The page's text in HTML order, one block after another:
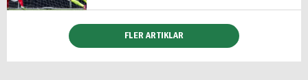
FLER ARTIKLAR